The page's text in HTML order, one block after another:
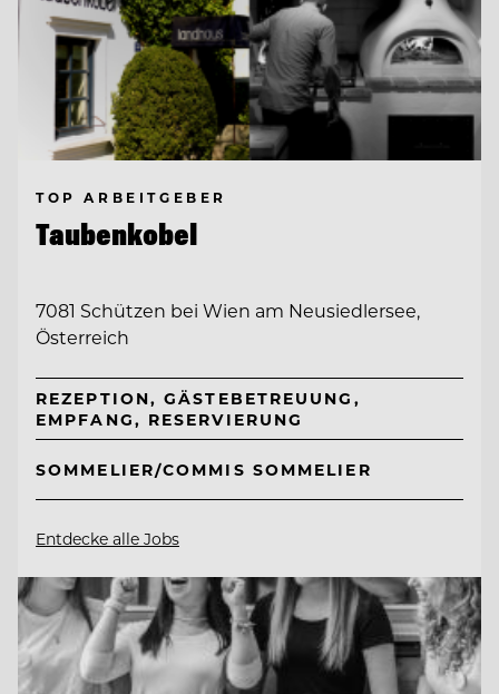
TOP ARBEITGEBER
Taubenkobel
7081 Schützen bei Wien am Neusiedlersee,
Österreich
REZEPTION, GÄSTEBETREUUNG,
EMPFANG, RESERVIERUNG
SOMMELIER/COMMIS SOMMELIER
Entdecke alle Jobs